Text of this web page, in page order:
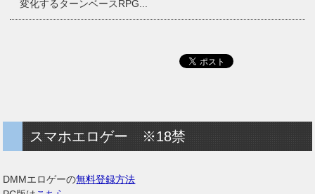
変化するターンベースRPG...
スマホエロゲー ※18禁
DMMエロゲーの無料登録方法